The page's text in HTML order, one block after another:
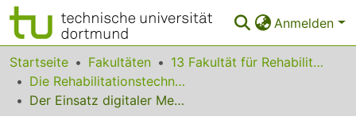
Anmelden
Bereiche & Sammlungen
Das gesamte Repositorium
Startseite Fakultäten
13 Fakultät für Rehabilitationswissenschaften
Die Rehabilitationstechnologie im Wandel: eine Mensch-Technik-Umwelt Betrachtung
Der Einsatz digitaler Medien für Schüler*innen mit dem Förderschwerpunkt körperliche und motorische Entwicklung